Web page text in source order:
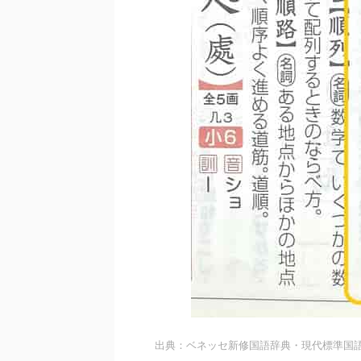
出典：ベネッセ新修国語辞典・現代標準国